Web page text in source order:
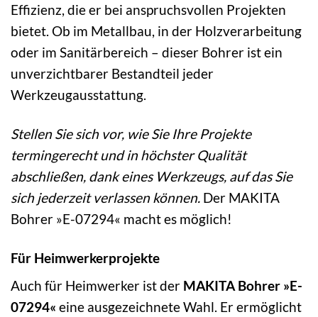
Effizienz, die er bei anspruchsvollen Projekten
bietet. Ob im Metallbau, in der Holzverarbeitung
oder im Sanitärbereich – dieser Bohrer ist ein
unverzichtbarer Bestandteil jeder
Werkzeugausstattung.
Stellen Sie sich vor, wie Sie Ihre Projekte
termingerecht und in höchster Qualität
abschließen, dank eines Werkzeugs, auf das Sie
sich jederzeit verlassen können. Der MAKITA
Bohrer »E-07294« macht es möglich!
Für Heimwerkerprojekte
Auch für Heimwerker ist der MAKITA Bohrer »E-
07294« eine ausgezeichnete Wahl. Er ermöglicht